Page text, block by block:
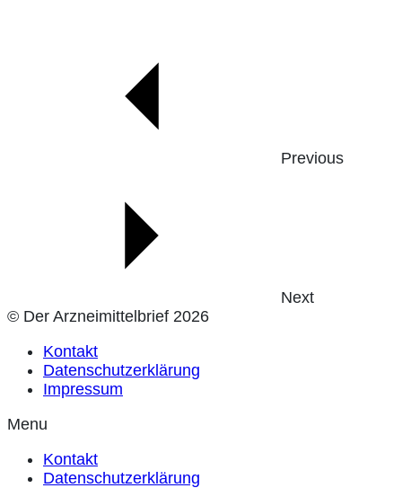
Previous
Next
© Der Arzneimittelbrief 2026
Kontakt
Datenschutzerklärung
Impressum
Menu
Kontakt
Datenschutzerklärung